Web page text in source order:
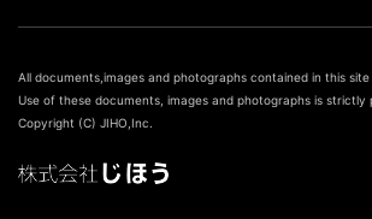
All documents,images and photographs contained in this site
Use of these documents, images and photographs is strictly
Copyright (C) JIHO,Inc.